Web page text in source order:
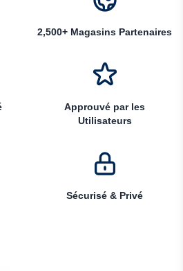
2,500+ Magasins Partenaires
Approuvé par les
Utilisateurs
Sécurisé & Privé